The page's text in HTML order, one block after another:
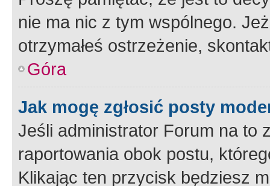
nie ma nic z tym wspólnego.
otrzymałeś ostrzeżenie,
Góra
Jak mogę zgłosić posty
Jeśli administrator Forum na to
raportowania obok postu,
Klikając ten przycisk będziesz